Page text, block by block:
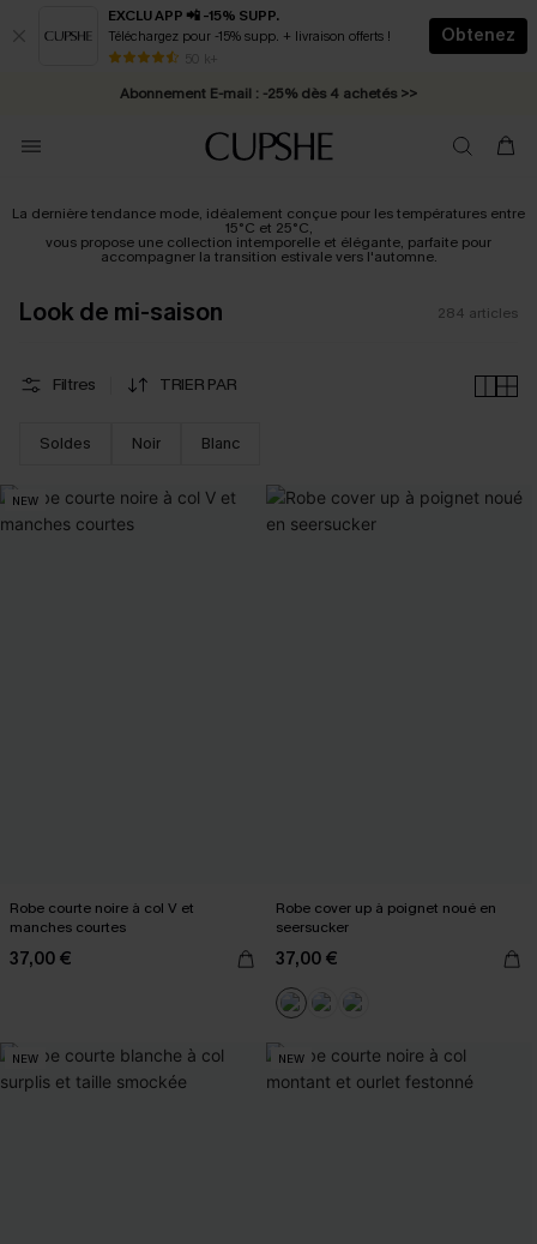
EXCLU APP 📲 -15% SUPP.
Téléchargez pour -15% supp. + livraison offerts !
50 k+
Obtenez
* Livraison éclair 2-3 jours ouvrés >>
Abonnement E-mail : -25% dès 4 achetés >>
La dernière tendance mode, idéalement conçue pour les températures entre
15°C et 25°C,
vous propose une collection intemporelle et élégante, parfaite pour
accompagner la transition estivale vers l'automne.
Look de mi-saison 284 articles
Filtres TRIER PAR
Soldes Noir Blanc
NEW
Robe courte noire à col V et
manches courtes
37,00 €
Robe cover up à poignet noué en
seersucker
37,00 €
NEW NEW